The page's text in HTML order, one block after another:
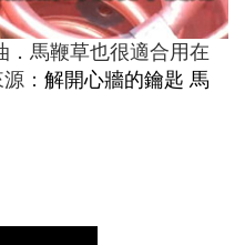
．馬鞭草也很適合用在
： 解開心牆的鑰匙 馬